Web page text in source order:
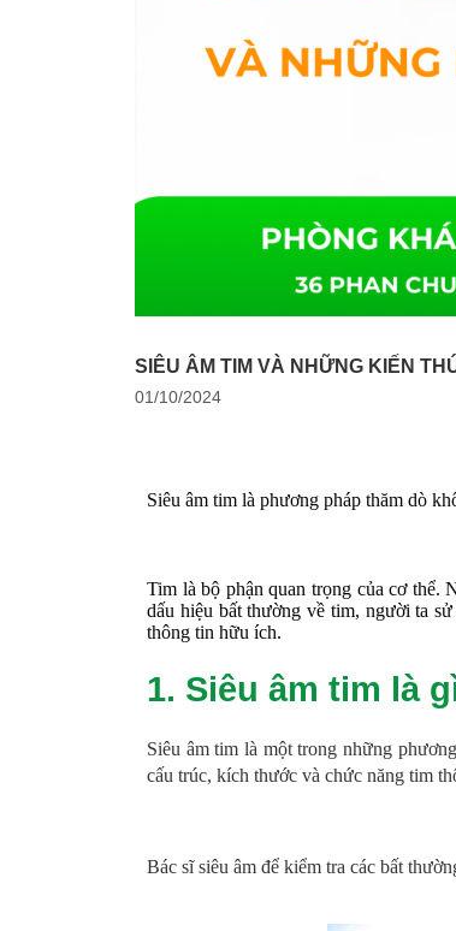
SIÊU ÂM TIM VÀ NHỮNG KIẾN
01/10/2024
Siêu âm tim là phương pháp thăm dò
Tim là bộ phận quan trọng của cơthể.
dấu hiệu bất thường về tim, người ta sử
thông tin hữu ích.
1. Siêu âm tim là
Siêu âm tim là một trong những
cấu trúc, kích thước và chức năng tim
Bác sĩ siêu âm để kiểm tra các bất